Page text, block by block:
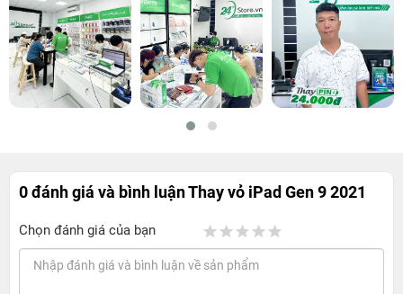
0 đánh giá và bình luậnThay vỏ iPad Gen 9 2021
Chọn đánh giá của bạn